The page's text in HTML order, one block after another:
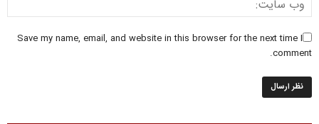
Save my name, email, and website in this browser for the next time I
comment.